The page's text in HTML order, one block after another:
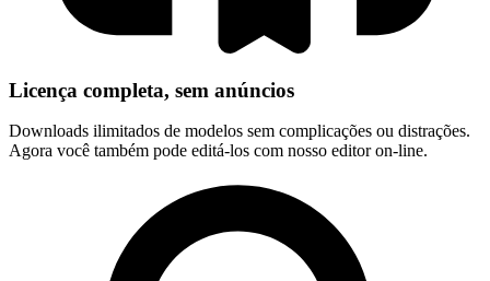
Licença completa, sem anúncios
Downloads ilimitados de modelos sem complicações ou distrações.
Agora você também pode editá-los com nosso editor on-line.